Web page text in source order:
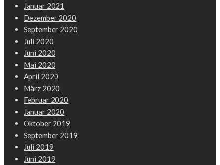
Januar 2021
Dezember 2020
September 2020
Juli 2020
Juni 2020
Mai 2020
April 2020
März 2020
Februar 2020
Januar 2020
Oktober 2019
September 2019
Juli 2019
Juni 2019